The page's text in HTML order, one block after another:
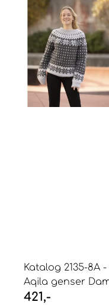
Katalog 2135-8A -
Aqila genser
421,-